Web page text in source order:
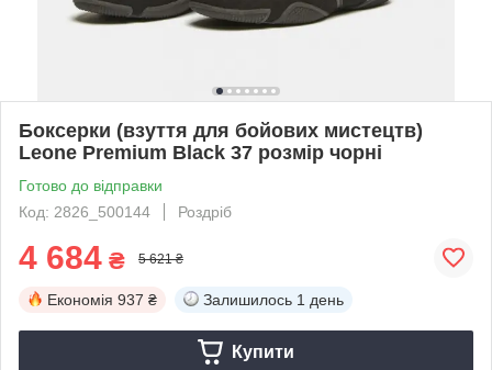
Боксерки (взуття для бойових мистецтв)
Leone Premium Black 37 розмір чорні
Готово до відправки
Код: 2826_500144
Роздріб
4 684 ₴ 5 621 ₴
Економія 937 ₴ Залишилось 1 день
Купити